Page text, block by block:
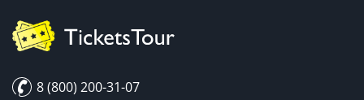
8 (800) 200-31-07